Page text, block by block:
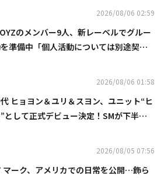
2026/08/06 02:59
のメンバー9人、新レーベルでグルー
準備中「個人活動については別途契約
2026/08/06 01:58
ヒョヨン＆ユリ＆スヨン、ユニット“ヒ
として正式デビュー決定！SMが下半期
2026/08/05 07:56
マーク、アメリカでの日常を公開…飾ら